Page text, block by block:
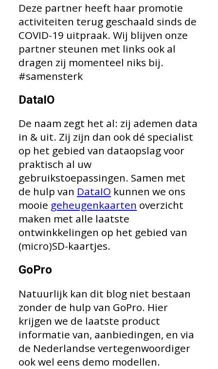
Deze partner heeft haar promotie
activiteiten terug geschaald sinds de
COVID-19 uitpraak. Wij blijven onze
partner steunen met links ook al
dragen zij momenteel niks bij.
#samensterk
DataIO
De naam zegt het al: zij ademen data
in & uit. Zij zijn dan ook dé specialist
op het gebied van dataopslag voor
praktisch al uw
gebruikstoepassingen. Samen met
de hulp van DataIO kunnen we ons
mooie geheugenkaarten overzicht
maken met alle laatste
ontwinkkelingen op het gebied van
(micro)SD-kaartjes.
GoPro
Natuurlijk kan dit blog niet bestaan
zonder de hulp van GoPro. Hier
krijgen we de laatste product
informatie van, aanbiedingen, en via
de Nederlandse vertegenwoordiger
ook wel eens demo modellen.